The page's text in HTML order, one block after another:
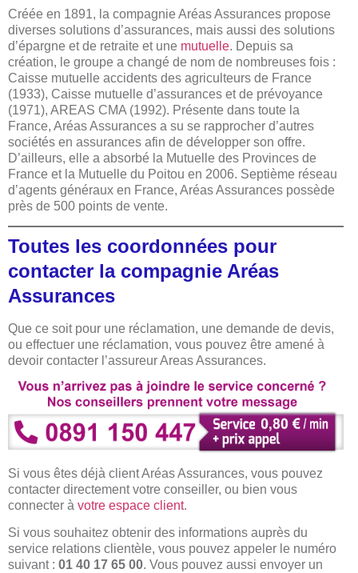
Créée en 1891, la compagnie Aréas Assurances propose
diverses solutions d’assurances, mais aussi des solutions
d’épargne et de retraite et une mutuelle. Depuis sa
création, le groupe a changé de nom de nombreuses fois :
Caisse mutuelle accidents des agriculteurs de France
(1933), Caisse mutuelle d’assurances et de prévoyance
(1971), AREAS CMA (1992). Présente dans toute la
France, Aréas Assurances a su se rapprocher d’autres
sociétés en assurances afin de développer son offre.
D’ailleurs, elle a absorbé la Mutuelle des Provinces de
France et la Mutuelle du Poitou en 2006. Septième réseau
d’agents généraux en France, Aréas Assurances possède
près de 500 points de vente.
Toutes les coordonnées pour
contacter la compagnie Aréas
Assurances
Que ce soit pour une réclamation, une demande de devis,
ou effectuer une réclamation, vous pouvez être amené à
devoir contacter l’assureur Areas Assurances.
Si vous êtes déjà client Aréas Assurances, vous pouvez
contacter directement votre conseiller, ou bien vous
connecter à votre espace client.
Si vous souhaitez obtenir des informations auprès du
service relations clientèle, vous pouvez appeler le numéro
suivant : 01 40 17 65 00. Vous pouvez aussi envoyer un